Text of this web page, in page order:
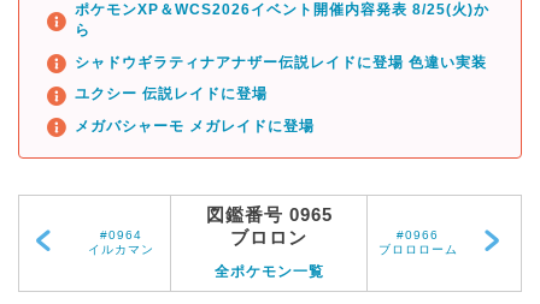
ポケモンXP＆WCS2026イベント開催内容発表 8/25(火)か
ら
シャドウギラティナアナザー伝説レイドに登場 色違い実装
ユクシー 伝説レイドに登場
メガバシャーモ メガレイドに登場
#0964
イルカマン
図鑑番号 0965
ブロロン
全ポケモン一覧
#0966
ブロロローム